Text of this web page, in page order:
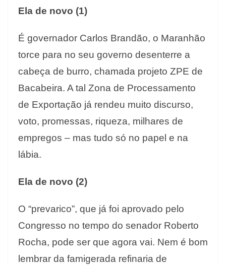
Ela de novo (1)
É governador Carlos Brandão, o Maranhão
torce para no seu governo desenterre a
cabeça de burro, chamada projeto ZPE de
Bacabeira. A tal Zona de Processamento
de Exportação já rendeu muito discurso,
voto, promessas, riqueza, milhares de
empregos – mas tudo só no papel e na
lábia.
Ela de novo (2)
O “prevarico”, que já foi aprovado pelo
Congresso no tempo do senador Roberto
Rocha, pode ser que agora vai. Nem é bom
lembrar da famigerada refinaria de